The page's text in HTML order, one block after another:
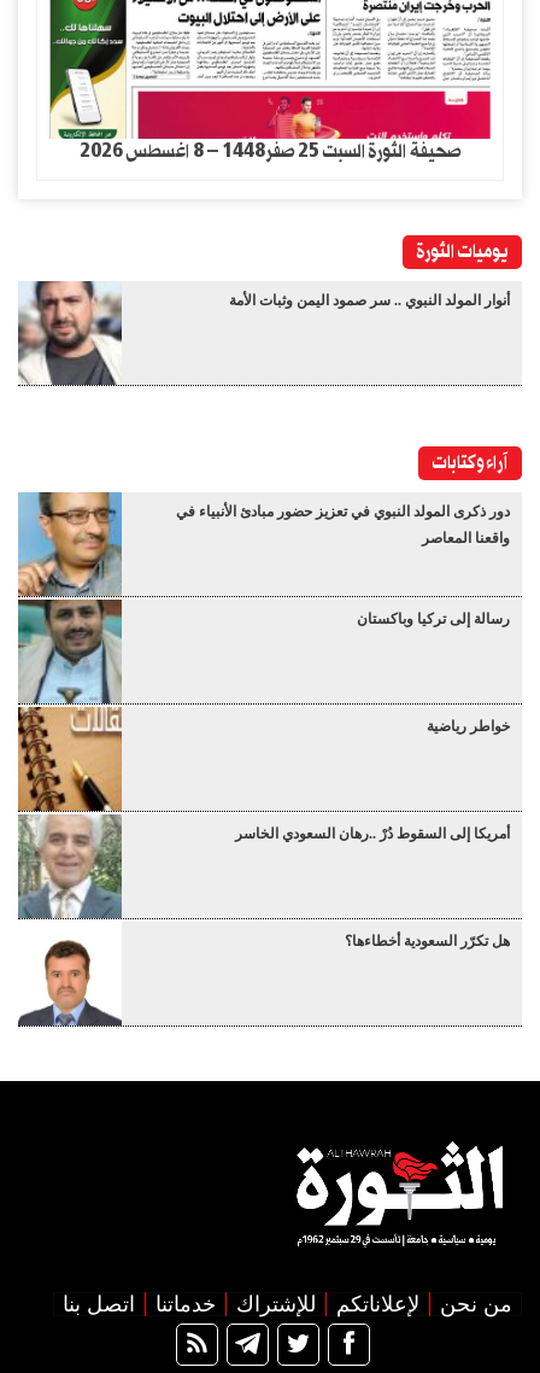
صحيفة الثورة السبت 25 صفر1448 – 8 اغسطس 2026
يوميات الثورة
أنوار المولد النبوي .. سر صمود اليمن وثبات الأمة
آراء وكتابات
دور ذكرى المولد النبوي في تعزيز حضور مبادئ الأنبياء في
واقعنا المعاصر
رسالة إلى تركيا وباكستان
خواطر رياضية
أمريكا إلى السقوط دُرْ ..رهان السعودي الخاسر
هل تكرّر السعودية أخطاءها؟
من نحن لإعلاناتكم للإشتراك خدماتنا اتصل بنا